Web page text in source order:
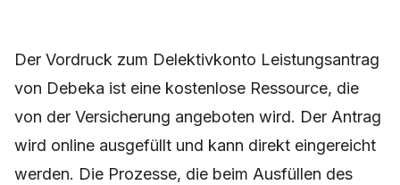
Der Vordruck zum Delektivkonto Leistungsantrag
von Debeka ist eine kostenlose Ressource, die
von der Versicherung angeboten wird. Der Antrag
wird online ausgefüllt und kann direkt eingereicht
werden. Die Prozesse, die beim Ausfüllen des